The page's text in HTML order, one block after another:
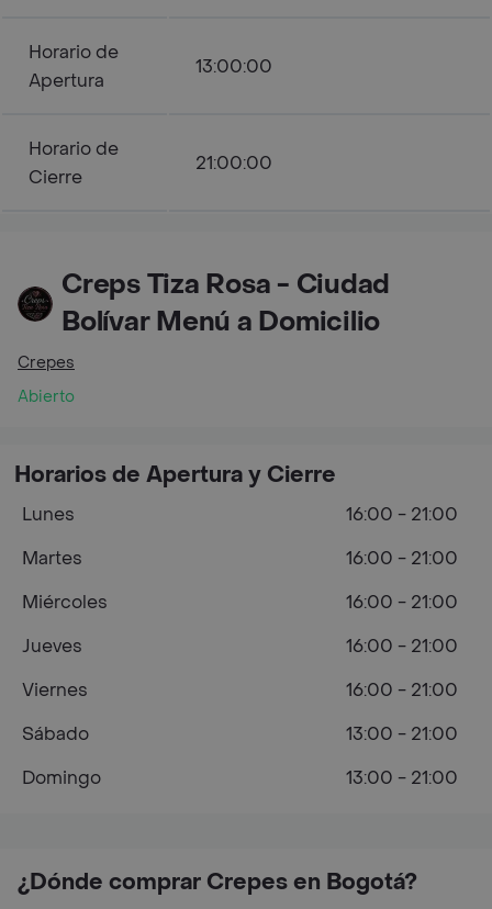
Horario de
Apertura
13:00:00
Horario de
Cierre
21:00:00
Creps Tiza Rosa - Ciudad
Bolívar Menú a Domicilio
Crepes
Abierto
¿Dónde comprar Crepes en Bogotá?
Horarios de Apertura y Cierre
Lunes
16:00 - 21:00
Martes
16:00 - 21:00
Miércoles
16:00 - 21:00
Jueves
16:00 - 21:00
Viernes
16:00 - 21:00
Sábado
13:00 - 21:00
Domingo
13:00 - 21:00